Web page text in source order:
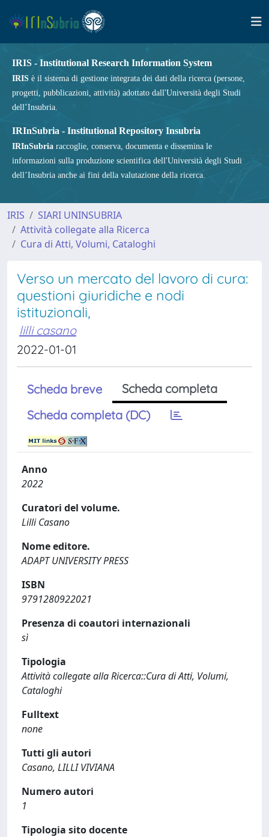
IRIS - Institutional Research Information System
IRIS è il sistema di gestione integrata dei dati della ricerca (persone,
progetti, pubblicazioni, attività) adottato dall'Università degli Studi
dell’Insubria.
IRInSubria - Institutional Repository Insubria
IRInSubria raccoglie, conserva, documenta e dissemina le
informazioni sulla produzione scientifica dell'Università degli Studi
dell’Insubria anche ai fini della valutazione della ricerca.
IRIS
SIARI UNINSUBRIA
Attività collegate alla Ricerca
Cura di Atti, Volumi, Cataloghi
Verso un mercato del lavoro di cura:
questioni giuridiche e nodi
istituzionali,
lilli casano
2022-01-01
Scheda breve
Scheda completa
Scheda completa (DC)
Anno
2022
Curatori del volume.
Lilli Casano
Nome editore.
ADAPT UNIVERSITY PRESS
ISBN
9791280922021
Presenza di coautori internazionali
sì
Tipologia
Attività collegate alla Ricerca::Cura di Atti, Volumi,
Cataloghi
Fulltext
none
Tutti gli autori
Casano, LILLI VIVIANA
Numero autori
1
Tipologia sito docente